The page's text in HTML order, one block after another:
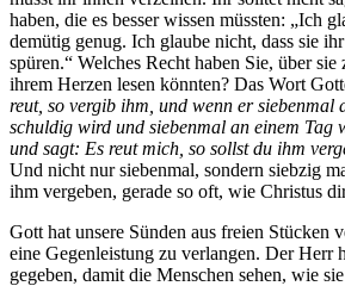
haben, die es besser wissen müssten: „Ich
demütig genug. Ich glaube nicht, dass sie
spüren.“ Welches Recht haben Sie, über
ihrem Herzen lesen könnten? Das Wort
reut, so vergib ihm, und wenn er siebenmal
schuldig wird und siebenmal an einem Tag
und sagt: Es reut mich, so sollst du ihm
Und nicht nur siebenmal, sondern siebzig
ihm vergeben, gerade so oft, wie Christus
Gott hat unsere Sünden aus freien Stücken
eine Gegenleistung zu verlangen. Der Herr
gegeben, damit die Menschen sehen, wie